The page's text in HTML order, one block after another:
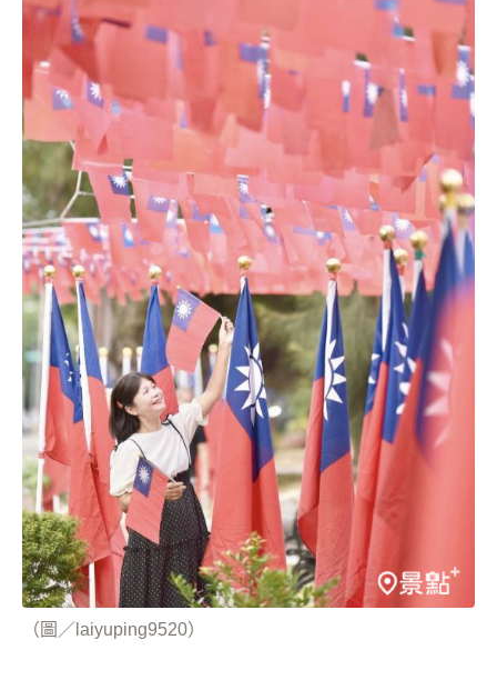
（圖／laiyuping9520）